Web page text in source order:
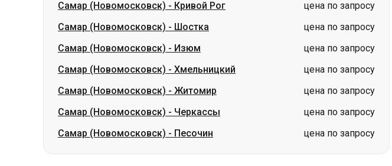
Самар (Новомосковск)-Хмельницкий
цена по запросу
Самар (Новомосковск)-Житомир
цена по запросу
Самар (Новомосковск)-Черкассы
цена по запросу
Самар (Новомосковск)-Песочин цена по запросу
СловакияОдесса → ХарьковЛуцкДнепр → Умань Николаев → ОдессаЖитомир